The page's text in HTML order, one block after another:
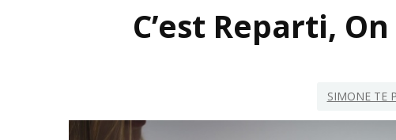
C’est Reparti,
SIMONE TE